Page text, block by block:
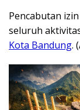
Pencabutan
seluruh
Kota Bandung.